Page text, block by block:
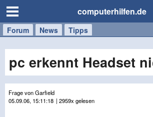
computerhilfen.de
Forum News Tipps
Handy
Tablet
Windows
Mac
pc erkennt Headset
Frage von Garfield
05.09.06, 15:11:18 | 2959x gelesen